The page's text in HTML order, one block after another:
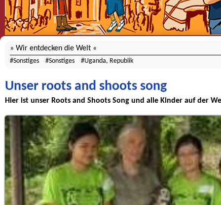
Wir entdecken die Welt
Sonstiges Sonstiges Uganda, Republik
Unser roots and shoots song
Hier ist unser Roots and Shoots Song und alle Kinder auf der